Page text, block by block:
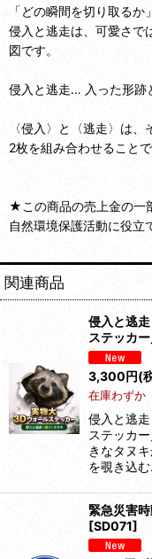
「どの瞬間を切り取るか
侵入と逃走は、可愛さで
図です。
侵入と逃走… 入った形跡
〈侵入〉と〈逃走〉は、
2枚を組み合わせること
★この商品の売上金の一
自然環境保護活動に役立
関連商品
侵入と逃
ステッカ
3,300円(
在庫わずか
侵入と逃
ステッカ
きなタヌ
を覗き込
緊急災害
[SD071]